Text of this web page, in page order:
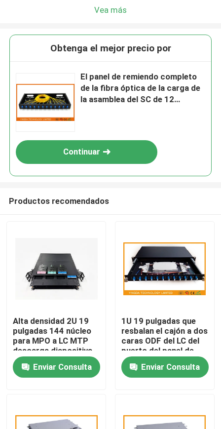
Hogar
Sobre nosotros
Vea más
Obtenga el mejor precio por
El panel de remiendo completo
de la fibra óptica de la carga de
la asamblea del SC de 12
Continuar
Productos recomendados
Alta densidad 2U 19
pulgadas 144 núcleo
para MPO a LC MTP
descarga diapositiva
panel de parche de
fibra óptica MPO Rack
Data Center Solución
Enviar Consulta
1U 19 pulgadas que
resbalan el cajón a dos
caras ODF del LC del
puerto del panel de
remiendo de la fibra
óptica del soporte de
estante 12
Enviar Consulta